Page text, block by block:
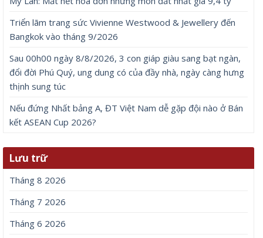
Triển lãm trang sức Vivienne Westwood & Jewellery đến
Bangkok vào tháng 9/2026
Sau 00h00 ngày 8/8/2026, 3 con giáp giàu sang bạt ngàn,
đổi đời Phú Quý, ung dung có của đầy nhà, ngày càng hưng
thịnh sung túc
Nếu đứng Nhất bảng A, ĐT Việt Nam dễ gặp đội nào ở Bán
kết ASEAN Cup 2026?
Lưu trữ
Tháng 8 2026
Tháng 7 2026
Tháng 6 2026